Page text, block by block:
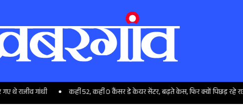
गांधी कहीं 52, कहीं O कैंसर डे केयर सेंटर, बढ़ते केस, फिर क्यों पिछड़ रहे राज्य?